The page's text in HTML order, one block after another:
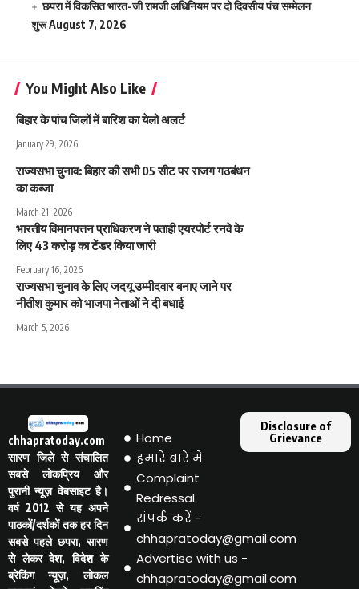
छपरा में विकसित भारत-जी रामजी अधिनियम पर दो दिवसीय पंच सम्मेलन
शुरूAugust 7, 2026
You Might Also Like
बिहार के पांच जिलों में बारिश का येलो अलर्ट
January 29, 2026
राज्यसभा चुनाव: बिहार की सभी 05 सीट पर राजग गठबंधन
का कब्जा
March 21, 2026
भारतीय विमानपत्तन प्राधिकरण ने पताही एयरपोर्ट रनवे के
लिए 43 करोड़ का टेंडर किया जारी
February 16, 2026
राज्यसभा चुनाव के लिए जदयू उम्मीदवार बनाए जाने पर
नीतीश कुमार को भाजपा नेताओं ने दी बधाई
March 5, 2026
chhapratoday.com
सारण जिले से संचालित
सबसे लोकप्रिय और
पुरानी न्यूज़ वेबसाइट है।
वर्ष 2012 से यह अपने
पाठकों/दर्शकों तक हर दिन
सबसे पहले छपरा, सारण
से लेकर देश, विदेश के
ब्रेकिंग न्यूज़, लोकल
Home
हमारे बारे मे
Complaint
Redressal
संपर्क करें -
chhapratoday@gmail.com
Advertise with us -
chhapratoday@gmail.com
Disclosure of
Grievance